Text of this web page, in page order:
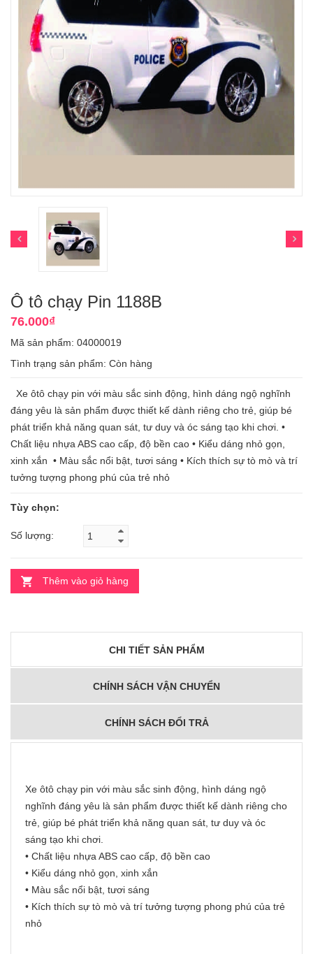
Ô tô chạy Pin 1188B
76.000₫
Mã sản phẩm: 04000019
Tình trạng sản phẩm: Còn hàng
Xe ôtô chạy pin với màu sắc sinh động, hình dáng ngộ nghĩnh
đáng yêu là sản phẩm được thiết kế dành riêng cho trẻ, giúp bé
phát triển khả năng quan sát, tư duy và óc sáng tạo khi chơi. •
Chất liệu nhựa ABS cao cấp, độ bền cao • Kiểu dáng nhỏ gọn,
xinh xắn • Màu sắc nổi bật, tươi sáng • Kích thích sự tò mò và trí
tưởng tượng phong phú của trẻ nhỏ
Tùy chọn:
Số lượng:
Thêm vào giỏ hàng
CHI TIẾT SẢN PHẨM
CHÍNH SÁCH VẬN CHUYỂN
CHÍNH SÁCH ĐỔI TRẢ
Xe ôtô chạy pin với màu sắc sinh động, hình dáng ngộ
nghĩnh đáng yêu là sản phẩm được thiết kế dành riêng cho
trẻ, giúp bé phát triển khả năng quan sát, tư duy và óc
sáng tạo khi chơi.
• Chất liệu nhựa ABS cao cấp, độ bền cao
• Kiểu dáng nhỏ gọn, xinh xắn
• Màu sắc nổi bật, tươi sáng
• Kích thích sự tò mò và trí tưởng tượng phong phú của trẻ
nhỏ